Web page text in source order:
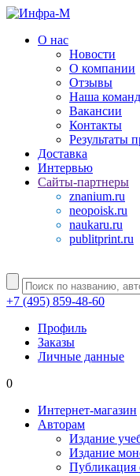
О нас
Новости
О компании
Отзывы
Наша
Вакансии
Контакты
Результаты
Доставка
Интервью
Сайты-партнеры
znanium.ru
neopoisk.ru
naukaru.ru
publitprint.ru
+7 (495) 859-48-60
Профиль
Заказы
Личные данные
0
Интернет-магазин
Авторам
Издание
Издание
Публикация